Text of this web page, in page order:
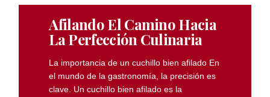
Afilando El Camino Hacia
La Perfección Culinaria
La importancia de un cuchillo bien afilado En
el mundo de la gastronomía, la precisión es
clave. Un cuchillo bien afilado es la